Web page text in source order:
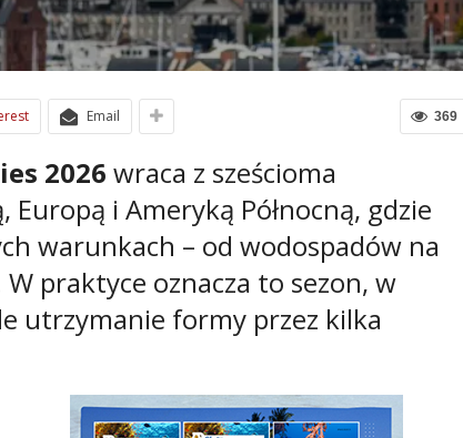
369
Email
2026 wraca z sześcioma
i Ameryką Północną, gdzie
warunkach – od wodospadów na
praktyce oznacza to sezon, w
utrzymanie formy przez kilka